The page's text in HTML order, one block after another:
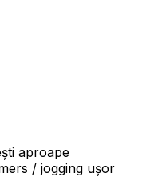
aproape
/ jogging ușor